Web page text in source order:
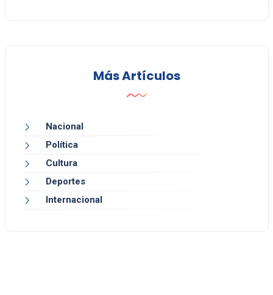
Más Artículos
Nacional
Política
Cultura
Deportes
Internacional